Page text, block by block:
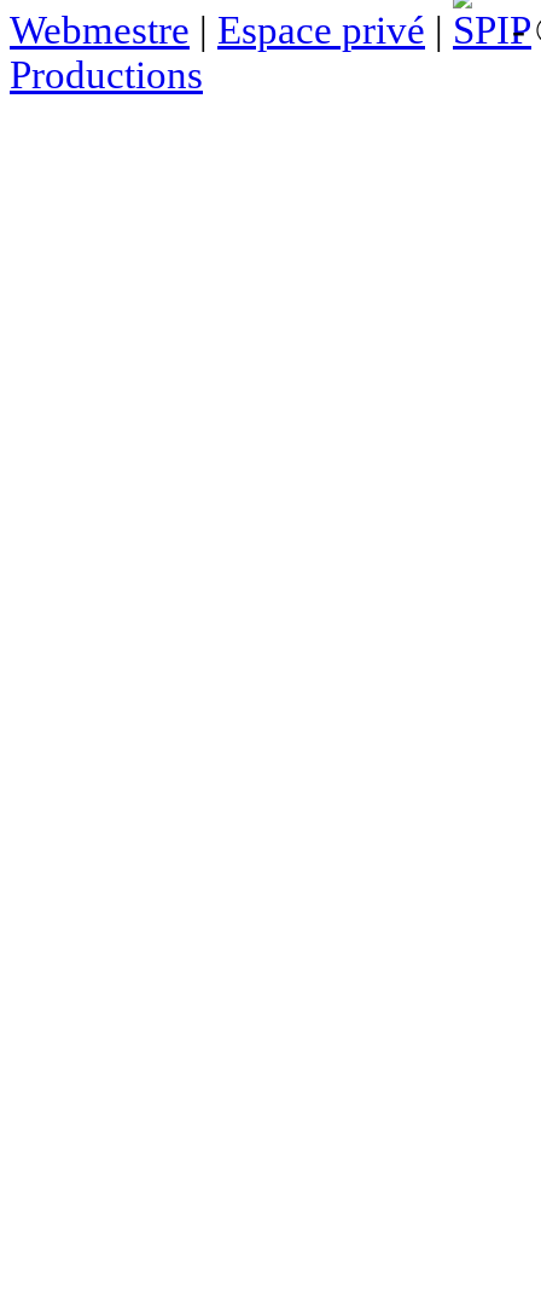
Webmestre | Espace privé |
-
Productions